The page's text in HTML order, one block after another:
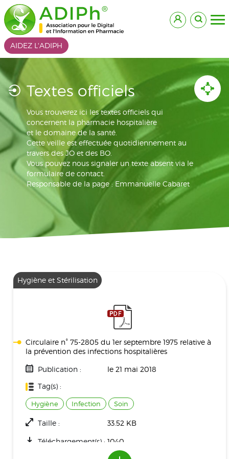
AIDEZ L'ADIPH
Textes officiels
Vous trouverez ici les textes officiels qui
concernent la pharmacie hospitalière
et le domaine de la santé.
Cette veille est effectuée quotidiennement au
travers des JO et des BO.
Vous pouvez nous signaler un texte absent via le
formulaire de contact.
Responsable de la page : Emmanuelle Cabaret
Hygiène et Stérilisation
Circulaire n° 75-2805 du 1er septembre 1975 relative à
la prévention des infections hospitalières
Publication :
le 21 mai 2018
Tag(s) :
Hygiène Infection Soin
Taille : 33.52 KB
Téléchargement(s) : 1040